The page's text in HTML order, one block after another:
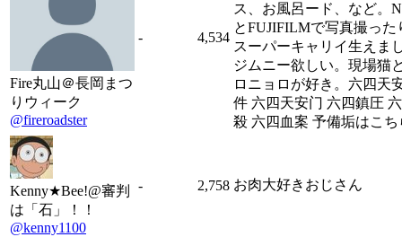
Fire丸山＠長岡まつ
りウィーク
@fireroadster
- 4,534
ス、お風呂ード、など。
とFUJIFILMで写真撮った
スーパーキャリイ生えま
ジムニー欲しい。現場猫
ロニョロが好き。六四天
件 六四天安门 六四鎮圧
殺 六四血案 予備垢はこち
Kenny★Bee!@審判
は「石」！！
@kenny1100
- 2,758 お肉大好きおじさん